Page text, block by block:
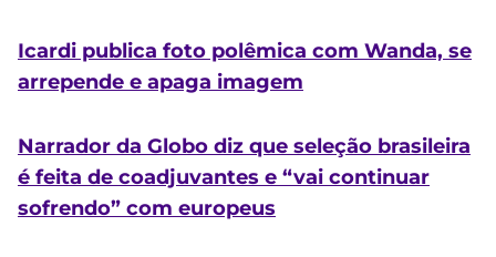
Icardi publica foto polêmica com Wanda, se
arrepende e apaga imagem
Narrador da Globo diz que seleção brasileira
é feita de coadjuvantes e “vai continuar
sofrendo” com europeus